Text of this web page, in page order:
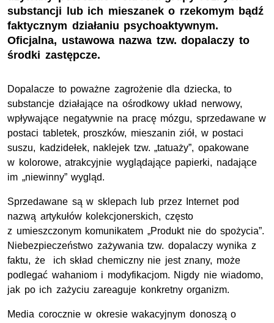
substancji lub ich mieszanek o rzekomym bądź
faktycznym działaniu psychoaktywnym.
Oficjalna, ustawowa nazwa tzw. dopalaczy to
środki zastępcze.
Dopalacze to poważne zagrożenie dla dziecka, to
substancje działające na ośrodkowy układ nerwowy,
wpływające negatywnie na pracę mózgu, sprzedawane w
postaci tabletek, proszków, mieszanin ziół, w postaci
suszu, kadzidełek, naklejek tzw. „tatuaży”, opakowane
w kolorowe, atrakcyjnie wyglądające papierki, nadające
im „niewinny” wygląd.
Sprzedawane są w sklepach lub przez Internet pod
nazwą artykułów kolekcjonerskich, często
z umieszczonym komunikatem „Produkt nie do spożycia”.
Niebezpieczeństwo zażywania tzw. dopalaczy wynika z
faktu, że ich skład chemiczny nie jest znany, może
podlegać wahaniom i modyfikacjom. Nigdy nie wiadomo,
jak po ich zażyciu zareaguje konkretny organizm.
Media corocznie w okresie wakacyjnym donoszą o